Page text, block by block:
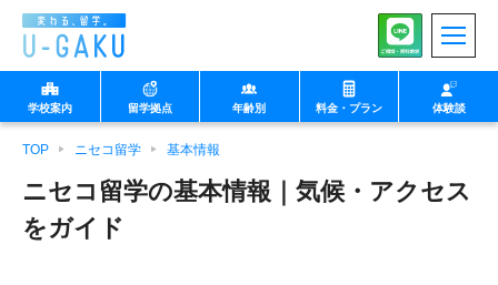
学校案内 留学拠点 年齢別
◉小中学生向け ◉中高生向け
料金・プラン 体験談
TOP ニセコ留学 基本情報
ニセコ留学の基本情報｜気候・アクセス
をガイド